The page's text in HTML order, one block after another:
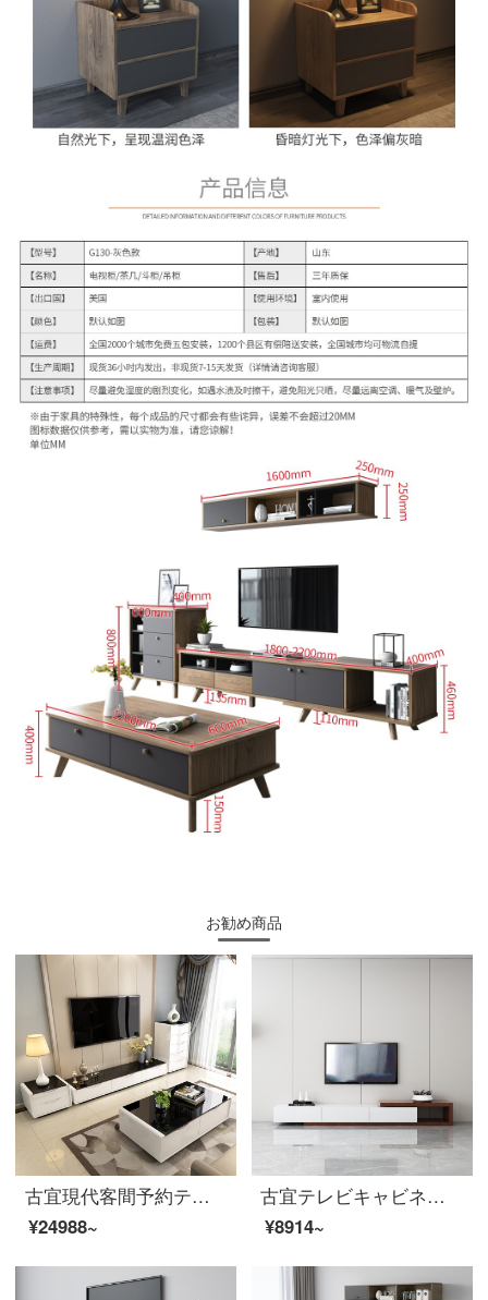
お勧め商品
古宜現代客間予約テレビキャビネット茶何セットの鉄骨ガラスの白黒4点セット（電気＋お茶＋二斗＋五斗）
¥24988~
古宜テレビキャビネット茶の組み合わせは現代簡単で、客間の背景壁家具に伸縮して漆を焼く北欧テレビキャビネットセット【テレビキャビネット】胡桃木色
¥8914~